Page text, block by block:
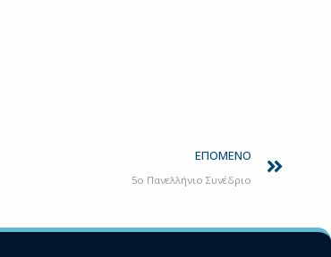
ΕΠΌΜΕΝΟ
5ο Πανελλήνιο Συνέδριο